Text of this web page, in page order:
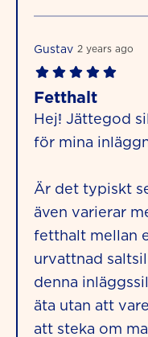
Gustav 2 years ago
Fetthalt
Hej! Jättegod
för mina
Är det typiskt
även varierar
fetthalt mellan
urvattnad
denna
äta utan att
att steka om